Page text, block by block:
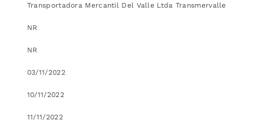
Transportadora Mercantil Del Valle Ltda Transmervalle
NR
NR
03/11/2022
10/11/2022
11/11/2022